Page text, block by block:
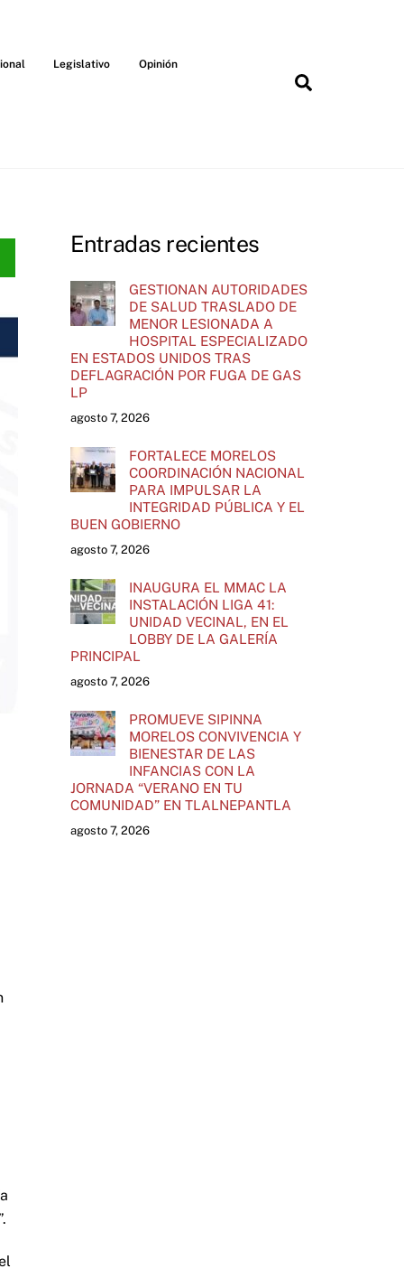
Legislativo Opinión
Entradas recientes
GESTIONAN AUTORIDADES
DE SALUD TRASLADO DE
MENOR LESIONADA A
HOSPITAL ESPECIALIZADO
EN ESTADOS UNIDOS TRAS
DEFLAGRACIÓN POR FUGA DE GAS
LP
agosto 7, 2026
FORTALECE MORELOS
COORDINACIÓN NACIONAL
PARA IMPULSAR LA
INTEGRIDAD PÚBLICA Y EL
BUEN GOBIERNO
agosto 7, 2026
INAUGURA EL MMAC LA
INSTALACIÓN LIGA 41:
UNIDAD VECINAL, EN EL
LOBBY DE LA GALERÍA
PRINCIPAL
agosto 7, 2026
PROMUEVE SIPINNA
MORELOS CONVIVENCIA Y
BIENESTAR DE LAS
INFANCIAS CON LA
JORNADA “VERANO EN TU
COMUNIDAD” EN TLALNEPANTLA
agosto 7, 2026